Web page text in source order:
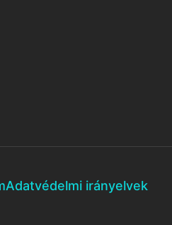
Adatvédelmi irányelvek